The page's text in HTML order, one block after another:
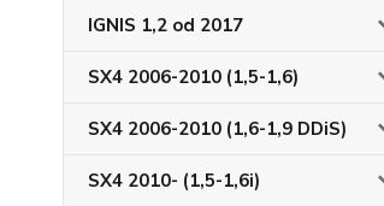
IGNIS 1,2 od 2017
SX4 2006-2010 (1,5-1,6)
SX4 2006-2010 (1,6-1,9 DDiS)
SX4 2010- (1,5-1,6i)